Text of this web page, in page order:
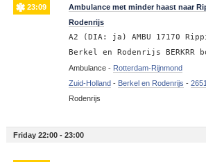
23:09
Ambulance met minder haast naar
Rodenrijs
A2 (DIA: ja) AMBU 17170
Berkel en Rodenrijs BERKRR
Ambulance - Rotterdam-Rijnmond
Zuid-Holland- Berkel en Rodenrijs - 2651
Rodenrijs
Friday 22:00 - 23:00